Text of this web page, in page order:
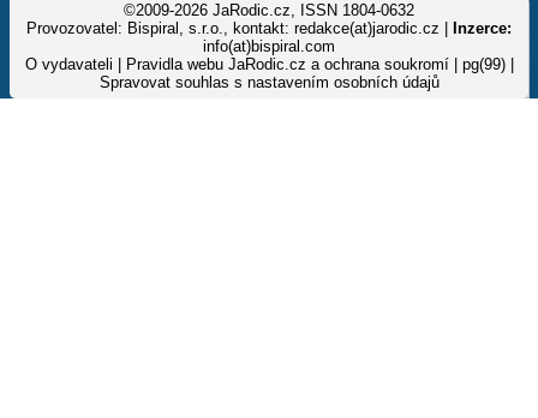
©2009-2026 JaRodic.cz, ISSN 1804-0632
Provozovatel: Bispiral, s.r.o., kontakt: redakce(at)jarodic.cz |
Inzerce:
info(at)bispiral.com
O vydavateli
Pravidla webu JaRodic.cz a ochrana soukromí| pg(99) |
Spravovat souhlas s nastavením osobních údajů